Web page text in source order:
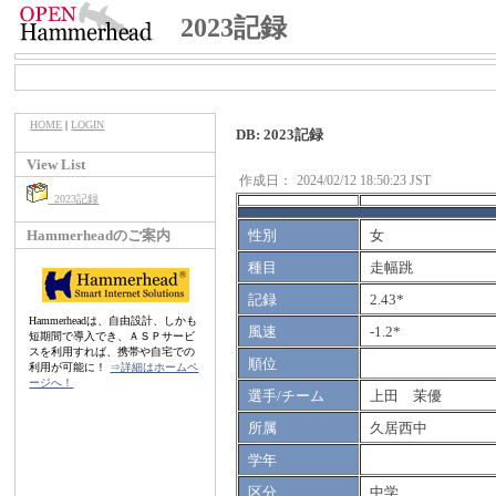
2023記録
HOME |LOGIN
View List
2023記録
Hammerheadのご案内
Hammerheadは、自由設計、しかも
短期間で導入でき、ＡＳＰサービ
スを利用すれば、携帯や自宅での
利用が可能に！ ⇒詳細はホームペ
ージへ！
DB: 2023記録
作成日： 2024/02/12 18:50:23 JST
性別
女
種目
走幅跳
記録
2.43*
風速
-1.2*
順位
選手/チーム
上田 茉優
所属
久居西中
学年
区分
中学